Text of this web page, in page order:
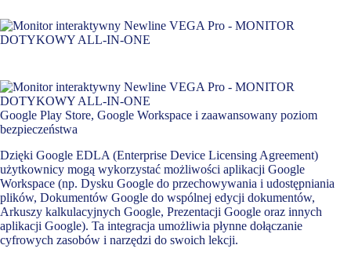
Google Play Store, Google Workspace i zaawansowany poziom
bezpieczeństwa
Dzięki Google EDLA (Enterprise Device Licensing Agreement)
użytkownicy mogą wykorzystać możliwości aplikacji Google
Workspace (np. Dysku Google do przechowywania i udostępniania
plików, Dokumentów Google do wspólnej edycji dokumentów,
Arkuszy kalkulacyjnych Google, Prezentacji Google oraz innych
aplikacji Google). Ta integracja umożliwia płynne dołączanie
cyfrowych zasobów i narzędzi do swoich lekcji.